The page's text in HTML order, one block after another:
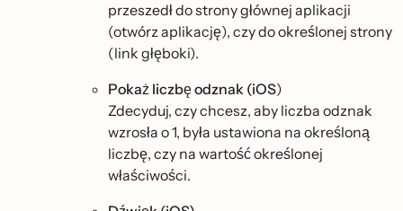
przeszedł do strony głównej aplikacji
(otwórz aplikację), czy do określonej strony
(link głęboki).
Pokaż liczbę odznak (iOS)
Zdecyduj, czy chcesz, aby liczba odznak
wzrosła o 1, była ustawiona na określoną
liczbę, czy na wartość określonej
właściwości.